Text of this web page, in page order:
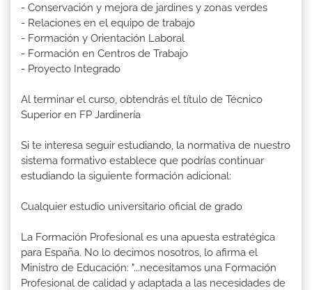
- Conservación y mejora de jardines y zonas verdes
- Relaciones en el equipo de trabajo
- Formación y Orientación Laboral
- Formación en Centros de Trabajo
- Proyecto Integrado
Al terminar el curso, obtendrás el título de Técnico
Superior en FP Jardinería
Si te interesa seguir estudiando, la normativa de nuestro
sistema formativo establece que podrías continuar
estudiando la siguiente formación adicional:
Cualquier estudio universitario oficial de grado
La Formación Profesional es una apuesta estratégica
para España. No lo decimos nosotros, lo afirma el
Ministro de Educación: "...necesitamos una Formación
Profesional de calidad y adaptada a las necesidades de